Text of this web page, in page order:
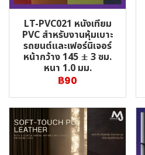
LT-PVC021 หนังเทียม
PVC สำหรับงานหุ้มเบาะ
รถยนต์และเฟอร์นิเจอร์
หน้ากว้าง 145 ± 3 ซม.
หนา 1.0 มม.
฿90